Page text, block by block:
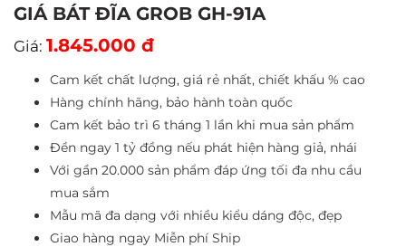
GIÁ BÁT ĐĨA GROB GH-91A
Giá: 1.845.000 đ
Cam kết chất lượng, giá rẻ nhất, chiết khấu % cao
Hàng chính hãng, bảo hành toàn quốc
Cam kết bảo trì 6 tháng 1 lần khi mua sản phẩm
Đền ngay 1 tỷ đồng nếu phát hiện hàng giả, nhái
Với gần 20.000 sản phẩm đáp ứng tối đa nhu cầu
mua sắm
Mẫu mã đa dạng với nhiều kiểu dáng độc, đẹp
Giao hàng ngay Miễn phí Ship